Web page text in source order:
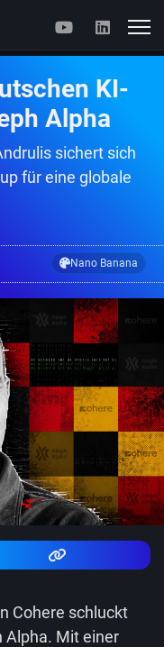
KI-
Alpha
sichert sich
für eine globale
Nano Banana
Cohere schluckt
Alpha. Mit einer